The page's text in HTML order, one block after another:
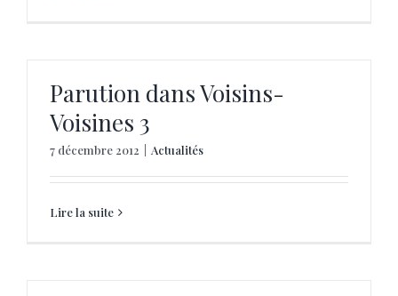
Parution dans Voisins-
Voisines 3
7 décembre 2012 Actualités
Lire la suite